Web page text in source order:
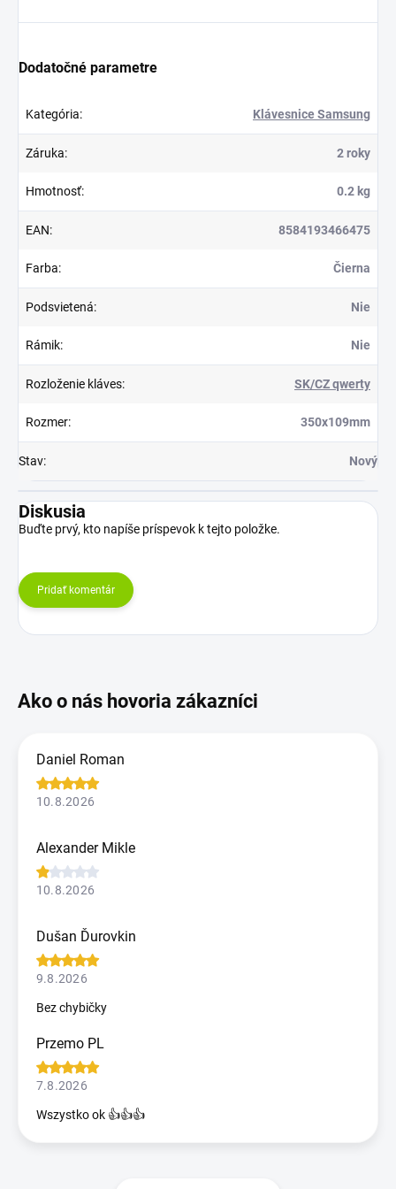
Dodatočné parametre
Kategória: Klávesnice Samsung
Záruka: 2 roky
Hmotnosť: 0.2 kg
EAN: 8584193466475
Farba: Čierna
Podsvietená: Nie
Rámik: Nie
Rozloženie kláves: SK/CZ qwerty
Rozmer: 350x109mm
Stav: Nový
Diskusia
Buďte prvý, kto napíše príspevok k tejto položke.
Pridať komentár
Daniel Roman
10.8.2026
Alexander Mikle
10.8.2026
Dušan Ďurovkin
9.8.2026
Bez chybičky
Przemo PL
7.8.2026
Wszystko ok 👍👍👍